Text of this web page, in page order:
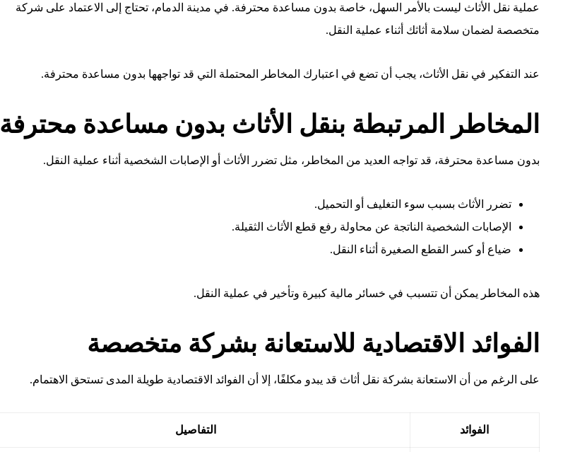
عملية نقل الأثاث ليست بالأمر السهل، خاصة بدون مساعدة محترفة. في مدينة الدمام، تحتاج إلى الاعتماد على شركة
متخصصة لضمان سلامة أثاثك أثناء عملية النقل.
عند التفكير في نقل الأثاث، يجب أن تضع في اعتبارك المخاطر المحتملة التي قد تواجهها بدون مساعدة محترفة.
المخاطر المرتبطة بنقل الأثاث بدون مساعدة محترفة
بدون مساعدة محترفة، قد تواجه العديد من المخاطر، مثل تضرر الأثاث أو الإصابات الشخصية أثناء عملية النقل.
تضرر الأثاث بسبب سوء التغليف أو التحميل.
الإصابات الشخصية الناتجة عن محاولة رفع قطع الأثاث الثقيلة.
ضياع أو كسر القطع الصغيرة أثناء النقل.
هذه المخاطر يمكن أن تتسبب في خسائر مالية كبيرة وتأخير في عملية النقل.
الفوائد الاقتصادية للاستعانة بشركة متخصصة
على الرغم من أن الاستعانة بشركة نقل أثاث قد يبدو مكلفًا، إلا أن الفوائد الاقتصادية طويلة المدى تستحق الاهتمام.
الفوائد التفاصيل